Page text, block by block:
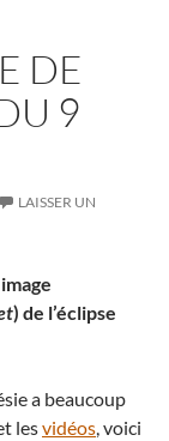
DE
9
LAISSER UN
) de l’éclipse
a beaucoup
lesvidéos, voici